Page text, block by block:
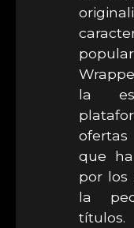
la
que
por los
la
títulos.